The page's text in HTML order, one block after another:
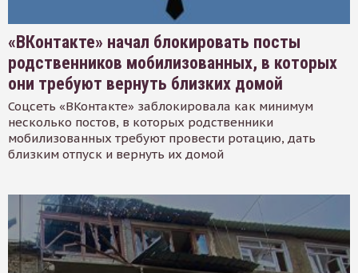
«ВКонтакте» начал блокировать посты
родственников мобилизованных, в которых
они требуют вернуть близких домой
Соцсеть «ВКонтакте» заблокировала как минимум
несколько постов, в которых родственники
мобилизованных требуют провести ротацию, дать
близким отпуск и вернуть их домой